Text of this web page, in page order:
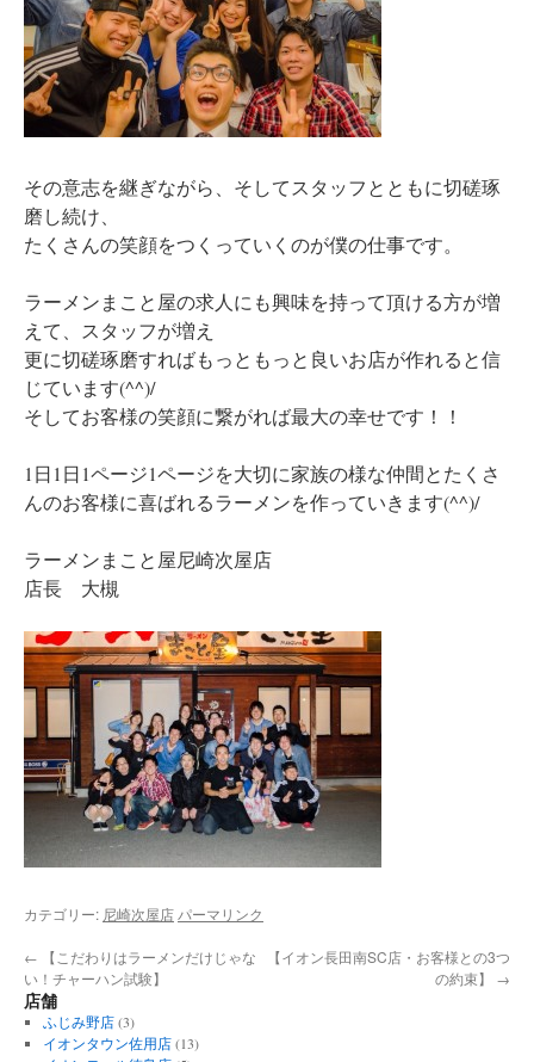
その意志を継ぎながら、そしてスタッフとともに切磋琢
磨し続け、
たくさんの笑顔をつくっていくのが僕の仕事です。
ラーメンまこと屋の求人にも興味を持って頂ける方が増
えて、スタッフが増え
更に切磋琢磨すればもっともっと良いお店が作れると信
じています(^^)/
そしてお客様の笑顔に繋がれば最大の幸せです！！
1日1日1ページ1ページを大切に家族の様な仲間とたくさ
んのお客様に喜ばれるラーメンを作っていきます(^^)/
ラーメンまこと屋尼崎次屋店
店長 大槻
カテゴリー: 尼崎次屋店 パーマリンク
← 【こだわりはラーメンだけじゃな
い！チャーハン試験】
【イオン長田南SC店・お客様との3つ
の約束】 →
店舗
ふじみ野店(3)
イオンタウン佐用店(13)